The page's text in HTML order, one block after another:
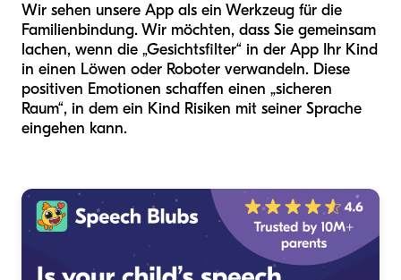
Wir sehen unsere App als ein Werkzeug für die
Familienbindung. Wir möchten, dass Sie gemeinsam
lachen, wenn die „Gesichtsfilter“ in der App Ihr Kind
in einen Löwen oder Roboter verwandeln. Diese
positiven Emotionen schaffen einen „sicheren
Raum“, in dem ein Kind Risiken mit seiner Sprache
eingehen kann.